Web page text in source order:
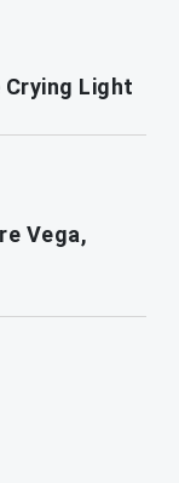
Light
Vega,